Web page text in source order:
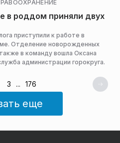
в роддом приняли двух
приступили к работе в
Отделение новорожденных
в команду вошла Оксана
администрации горокруга.
3 ... 176
еще